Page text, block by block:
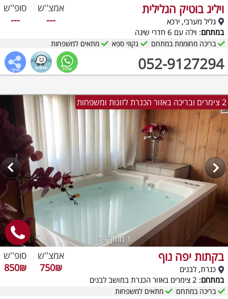
ויליג בוטיק הגלילית
גליל מערבי, ירכא
במתחם: וילה עם 6 חדרי שינה
052-9127294
אמצ''ש
---
סופ''ש
---
בריכה מחוממת במתחם גקוזי ספא מתאים למשפחות
2 צימרים ובריכה באזור הכנרת לזוגות ומשפחות
1 מתוך 19
בקתות יפה נוף
כנרת, לבנים
במתחם: 2 צימרים באזור הכנרת במושב לבנים
אמצ''ש
750₪
סופ''ש
850₪
בריכה במתחם מתאים למשפחות